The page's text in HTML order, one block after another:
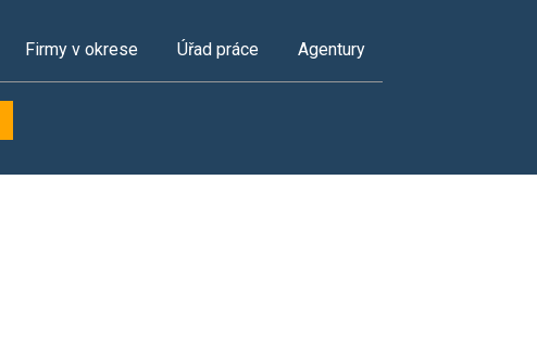
Firmy v okrese Úřad práce Agentury